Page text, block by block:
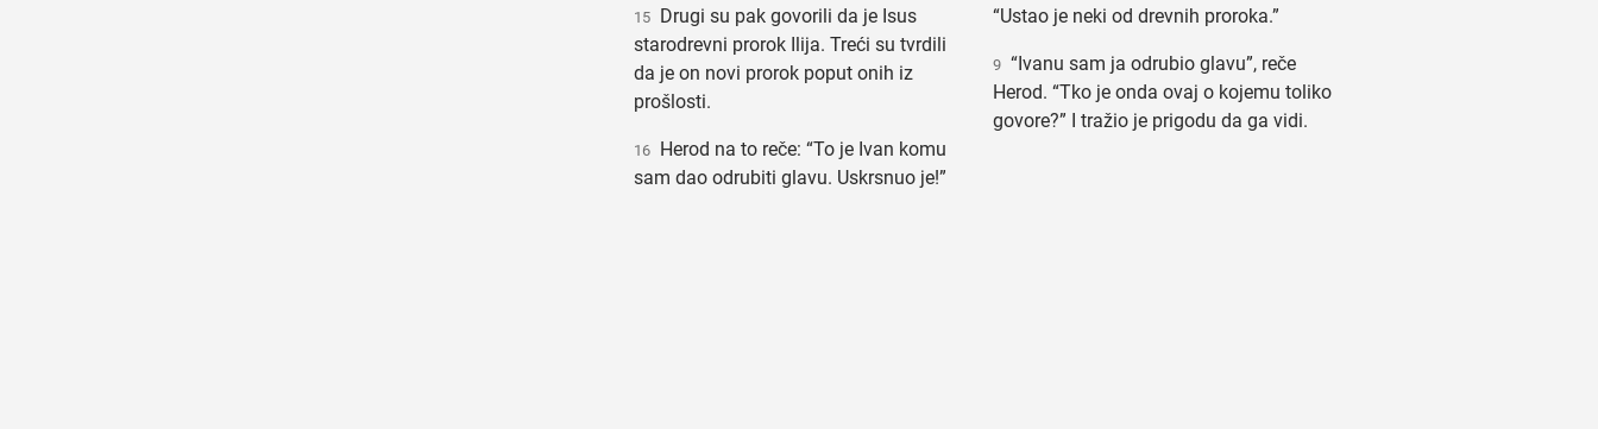
15Drugi su pak govorili da je Isus
starodrevni prorok Ilija. Treći su tvrdili
da je on novi prorok poput onih iz
prošlosti.
16Herod na to reče: “To je Ivan komu
sam dao odrubiti glavu. Uskrsnuo je!”
“Ustao je neki od drevnih proroka.”
9 “Ivanu sam ja odrubio glavu”, reče
Herod. “Tko je onda ovaj o kojemu toliko
govore?” I tražio je prigodu da ga vidi.